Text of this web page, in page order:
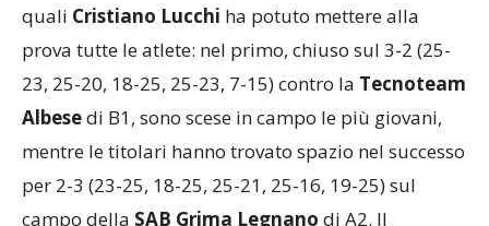
Il Club Italia CRAI si è preparato alla sfida anche
attraverso due test amichevoli nel corso dei
quali Cristiano Lucchi ha potuto mettere alla
prova tutte le atlete: nel primo, chiuso sul 3-2 (25-
23, 25-20, 18-25, 25-23, 7-15) contro la Tecnoteam
Albese di B1, sono scese in campo le più giovani,
mentre le titolari hanno trovato spazio nel successo